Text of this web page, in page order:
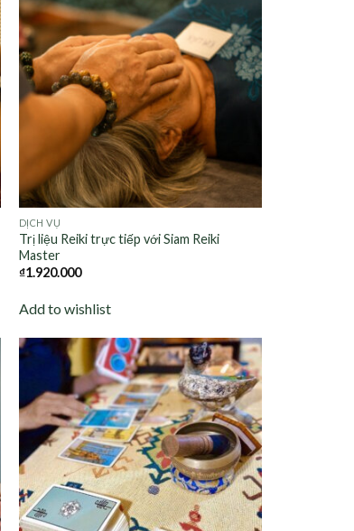
wishlist
DỊCH VỤ
Trị liệu Reiki trực tiếp với Siam Reiki
Master
₫1.920.000
Add to wishlist
Add to
wishlist